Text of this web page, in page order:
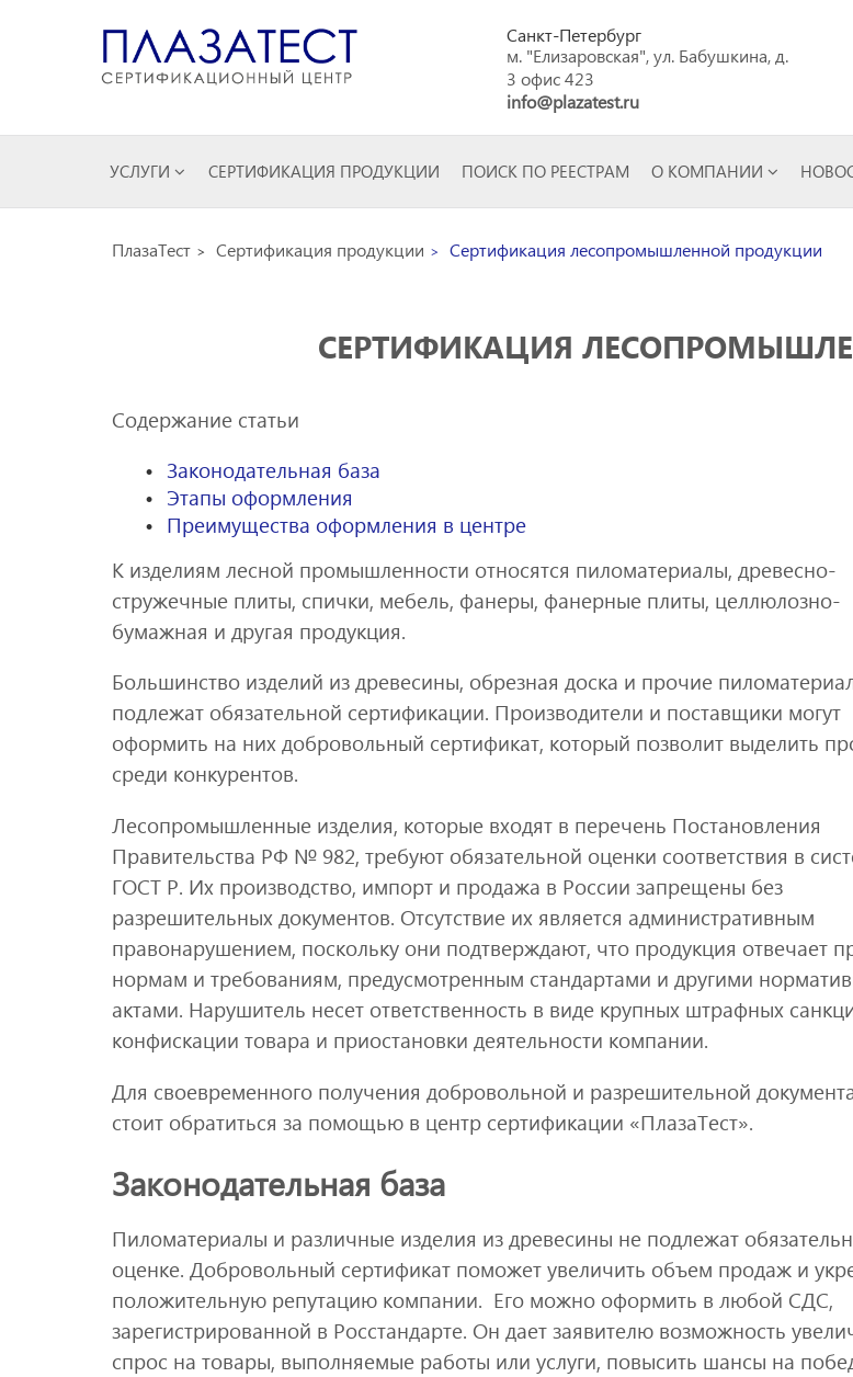
Санкт-Петербург
м. "Елизаровская", ул. Бабушкина, д.
3 офис 423
info@plazatest.ru
УСЛУГИ СЕРТИФИКАЦИЯ ПРОДУКЦИИ ПОИСК ПО РЕЕСТРАМ О КОМПАНИИ
ПлазаТест Сертификация продукции Сертификация лесопромышленной продукции
СЕРТИФИКАЦИЯ
Содержание статьи
Законодательная база
Этапы оформления
Преимущества оформления в центре
К изделиям лесной промышленности относятся пиломатериалы, древесно-
стружечные плиты, спички, мебель, фанеры, фанерные плиты, целлюлозно-
бумажная и другая продукция.
Большинство изделий из древесины, обрезная доска и прочие
подлежат обязательной сертификации. Производители и поставщики могут
оформить на них добровольный сертификат, который позволит выделить
среди конкурентов.
Лесопромышленные изделия, которые входят в перечень Постановления
Правительства РФ № 982, требуют обязательной оценки соответствия в
ГОСТ Р. Их производство, импорт и продажа в России запрещены без
разрешительных документов. Отсутствие их является административным
правонарушением, поскольку они подтверждают, что продукция отвечает
нормам и требованиям, предусмотренным стандартами и другими
актами. Нарушитель несет ответственность в виде крупных штрафных
конфискации товара и приостановки деятельности компании.
Для своевременного получения добровольной и разрешительной
стоит обратиться за помощью в центр сертификации «ПлазаТест».
Законодательная база
Пиломатериалы и различные изделия из древесины не подлежат
оценке. Добровольный сертификат поможет увеличить объем продаж и
положительную репутацию компании. Его можно оформить в любой СДС,
зарегистрированной в Росстандарте. Он дает заявителю возможность
спрос на товары, выполняемые работы или услуги, повысить шансы на